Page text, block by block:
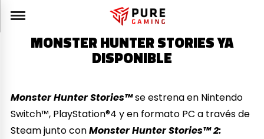
MONSTER HUNTER STORIES YA
DISPONIBLE
Monster Hunter Stories™se estrena en Nintendo
Switch™, PlayStation®4 y en formato PC a través de
Steam junto conMonster Hunter Stories™ 2: